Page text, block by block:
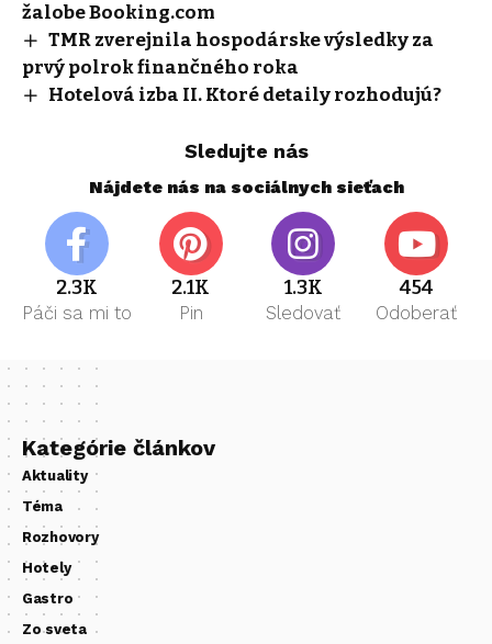
žalobe Booking.com
TMR zverejnila hospodárske výsledky za
prvý polrok finančného roka
Hotelová izba II. Ktoré detaily rozhodujú?
Sledujte nás
Nájdete nás na sociálnych sieťach
2.3K
Páči sa mi to
2.1K
Pin
1.3K
Sledovať
454
Odoberať
Kategórie článkov
Aktuality
Téma
Rozhovory
Hotely
Gastro
Zo sveta